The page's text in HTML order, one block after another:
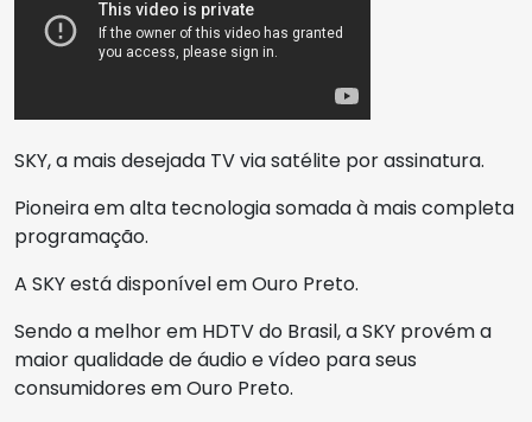
SKY, a mais desejada TV via satélite por assinatura.
Pioneira em alta tecnologia somada à mais completa
programação.
A SKY está disponível em Ouro Preto.
Sendo a melhor em HDTV do Brasil, a SKY provém a
maior qualidade de áudio e vídeo para seus
consumidores em Ouro Preto.